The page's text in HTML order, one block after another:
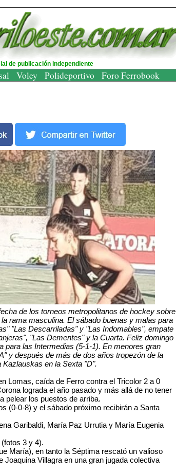
de publicación independiente
Voley Polideportivo Foro Ferrobook
de los torneos metropolitanos de hockey sobre
rama masculina. El sábado buenas y malas para
"Las Descarriladas" y "Las Indomables", empate
"Las Dementes" y la Cuarta. Feliz domingo
para las Intermedias (5-1-1). En menores gran
y después de más de dos años tropezón de la
en la Sexta "D".
Lomas, caída de Ferro contra el Tricolor 2 a 0
lograda el año pasado y más allá de no tener
pelear los puestos de arriba.
(0-0-8) y el sábado próximo recibirán a Santa
Garibaldi, María Paz Urrutia y María Eugenia
3 y 4).
María), en tanto la Séptima rescató un valioso
Joaquina Villagra en una gran jugada colectiva